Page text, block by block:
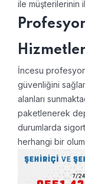
ile müşterilerinin
İncesu
güvenliğini
alanları
paketlenerek
durumlarda
herhangi bir